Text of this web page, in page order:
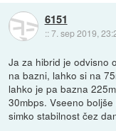
6151
::7. sep 2019,
Ja za hibrid je odvisno
na bazni, lahko si na
lahko je pa bazna
30mbps. Vseeno
simko stabilnost čez